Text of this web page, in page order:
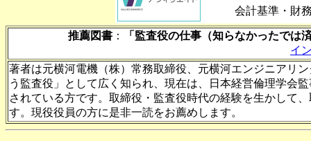
会計基準・財
推薦図書 ：
「監査役の仕事（知らなかったで
イ
著者は元横河電機（株）常務取締役、元横河エンジニアリ
う監査役」として広く知られ、現在は、日本経営倫理学会
されている方です。取締役・監査役時代の経験を生かして
す。現役役員の方に是非一読をお薦めします。